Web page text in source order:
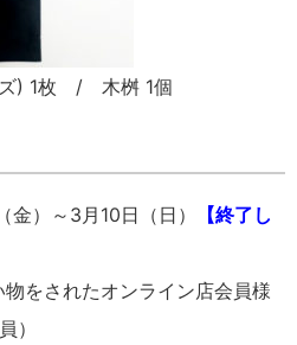
ズ) 1枚 / 木桝 1個
金）～3月10日（日）
【終了し
をされたオンライン店会員様
）